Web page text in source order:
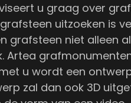
u graag over
uitzoeken is
grafsteen niet alleen
Artea
u wordt een
zal dan ook 3D